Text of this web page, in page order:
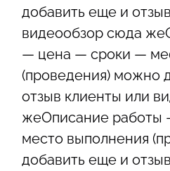
добавить еще и
видеообзор сюда
— цена — сроки —
(проведения) можно
отзыв клиенты или
жеОписание
место выполнения
добавить еще и